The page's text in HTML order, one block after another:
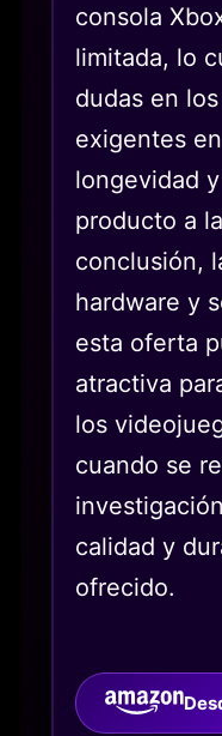
consola
limitada, lo
dudas en
exigentes
longevidad
producto a
conclusión,
hardware y
esta oferta
atractiva
los
cuando se
calidad y
ofrecido.